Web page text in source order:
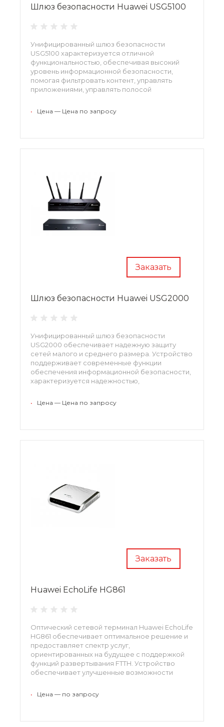
Шлюз безопасности Huawei USG5100
Унифицированный шлюз безопасности
USG5100 характеризуется отличной
функциональностью, обеспечивая высокий
уровень информационной безопасности,
помогая фильтровать контент, управлять
приложениями, управлять полосой
защищенные сети среднего и малого размера.
Шлюз безопасности для облачных
центров данных USG9500
• Цена — Цена по запросу
Заказать
Шлюз безопасности Huawei USG2000
Унифицированный шлюз безопасности
USG2000 обеспечивает надежную защиту
сетей малого и среднего размера. Устройство
поддерживает современные функции
обеспечения информационной безопасности,
характеризуется надежностью,
• Цена — Цена по запросу
Заказать
Huawei EchoLife HG861
Оптический сетевой терминал Huawei EchoLife
HG861 обеспечивает оптимальное решение и
предоставляет спектр услуг,
ориентированных на будущее с поддержкой
функций развертывания FTTH. Устройство
обеспечивает улучшенные возможности
• Цена — по запросу